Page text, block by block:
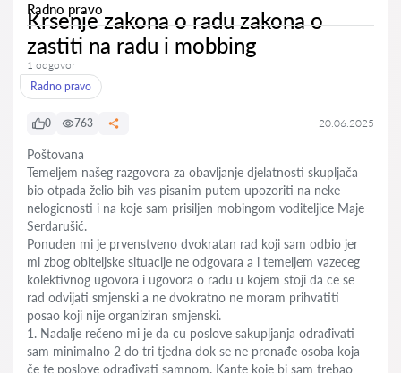
Radno pravo
Krsenje zakona o radu zakona o
zastiti na radu i mobbing
1 odgovor
Radno pravo
0 763 20.06.2025
Poštovana
Temeljem našeg razgovora za obavljanje djelatnosti skupljača
bio otpada želio bih vas pisanim putem upozoriti na neke
nelogicnosti i na koje sam prisiljen mobingom voditeljice Maje
Serdarušić.
Ponuden mi je prvenstveno dvokratan rad koji sam odbio jer
mi zbog obiteljske situacije ne odgovara a i temeljem vazeceg
kolektivnog ugovora i ugovora o radu u kojem stoji da ce se
rad odvijati smjenski a ne dvokratno ne moram prihvatiti
posao koji nije organiziran smjenski.
1. Nadalje rečeno mi je da cu poslove sakupljanja odrađivati
sam minimalno 2 do tri tjedna dok se ne pronađe osoba koja
če te poslove odrađivati samnom. Kante koje bi sam trebao